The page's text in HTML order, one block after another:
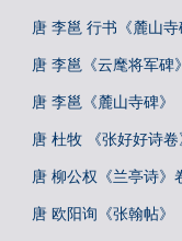
唐 李邕 行书《麓山寺
唐 李邕《云麾将军碑》
唐 李邕《麓山寺碑》
唐 杜牧 《张好好诗卷
唐 柳公权《兰亭诗》
唐 欧阳询《张翰帖》